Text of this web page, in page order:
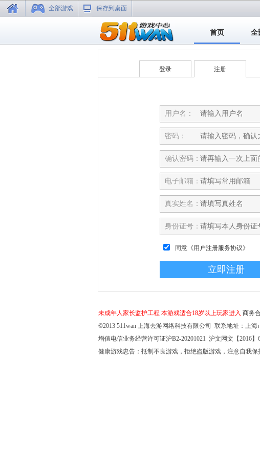
全部游戏 保存到桌面
首页 全
登录 注册
用户名：
密码：
确认密码：
电子邮箱：
真实姓名：
身份证号：
同意 《用户注册服务协议》
未成年人家长监护工程 本游戏适合18岁以上玩家进入 商务
©2013 511wan 上海去游网络科技有限公司 联系地址：上海
增值电信业务经营许可证沪B2-20201021 沪文网文【2016】
健康游戏忠告：抵制不良游戏，拒绝盗版游戏，注意自我